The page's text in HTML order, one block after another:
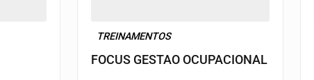
TREINAMENTOS
FOCUS GESTAO OCUPACIONAL